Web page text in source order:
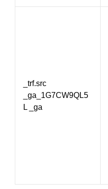
_trf.src
_ga_1G7CW9QL5
L _ga